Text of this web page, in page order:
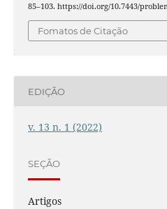
85–103. https://doi.org/10.7443/
Fomatos de Citação
EDIÇÃO
v. 13 n. 1 (2022)
SEÇÃO
Artigos